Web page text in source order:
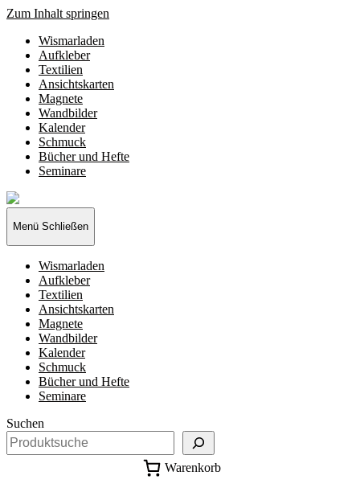
Zum Inhalt springen
Wismarladen
Aufkleber
Textilien
Ansichtskarten
Magnete
Wandbilder
Kalender
Schmuck
Bücher und Hefte
Seminare
Wismarladen
-
deine
Produzentengemeinschaft
Menü Schließen
Wismarladen
Aufkleber
Textilien
Ansichtskarten
Magnete
Wandbilder
Kalender
Schmuck
Bücher und Hefte
Seminare
Suchen
Warenkorb